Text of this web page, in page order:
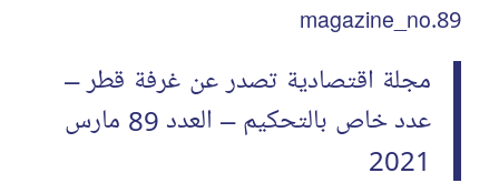
magazine_no.89
مجلة اقتصادية تصدر عن غرفة قطر –
عدد خاص بالتحكيم – العدد 89 مارس
2021